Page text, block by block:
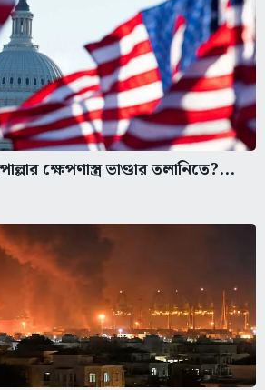
ক্ষেপণাস্ত্র ভাণ্ডার তলানিতে?...